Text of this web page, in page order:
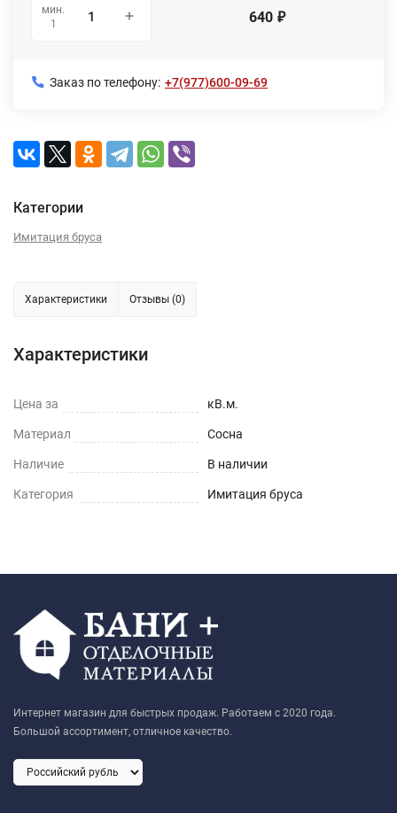
мин.
1
640 ₽
Заказ по телефону: +7(977)600-09-69
Категории
Имитация бруса
Характеристики Отзывы (0)
Характеристики
Цена за кВ.м.
Материал Сосна
Наличие В наличии
Категория Имитация бруса
Интернет магазин для быстрых продаж. Работаем с 2020 года.
Большой ассортимент, отличное качество.